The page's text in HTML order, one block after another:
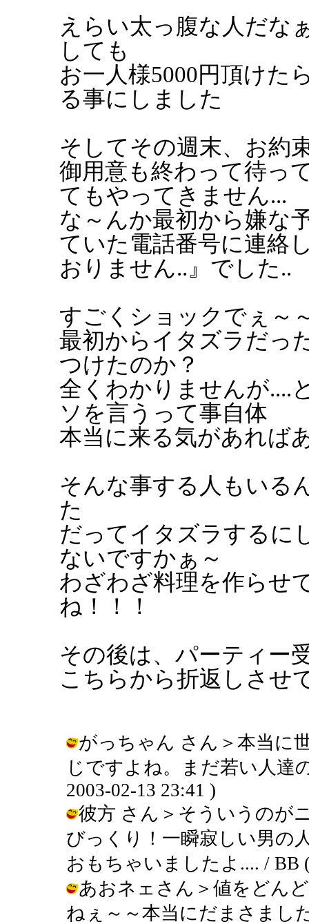
えらい太っ腹な人だな
しても
お一人様5000円頂けた
る事にしました
そしてその週末、お約
御用意も終わって待っ
てもやってきません...
な～んか最初から嫌な
ていた電話番号に連絡
おりません..』でした..
すごくショックでぇ～
最初からイタズラだっ
つけたのか？
全くわかりませんが....
ソを言うって事自体
本当に来る気があれば
そんな事する人もいる
た
だってイタズラするに
ないですかぁ～
わざわざ料理を作らせ
ね！！！
その後は、パーティー
こちらから折返しさせ
がっちゃん さん＞本当に
じですよね。まだ若い人達
2003-02-13 23:41 )
彼方 さん＞そういうのが
びっくり！一瞬寂しい男の
おもちゃいましたよ.... / BB
あおネェさん＞値をどん
ねぇ～～本当にだまさまし